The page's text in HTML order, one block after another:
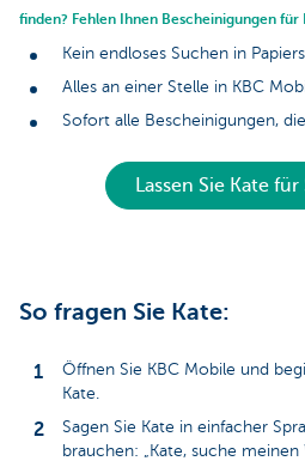
finden? Fehlen Ihnen Bescheinigungen
Kein endloses Suchen in
Alles an einer Stelle in KBC
Sofort alle Bescheinigungen,
Lassen Sie Kate
So fragen Sie Kate:
Öffnen Sie KBC Mobile und
Kate.
Sagen Sie Kate in einfacher
brauchen: „Kate, suche